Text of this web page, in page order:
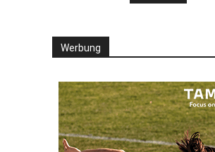
Werbung